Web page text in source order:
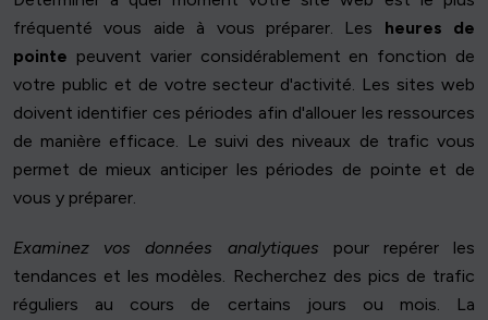
fréquenté vous aide à vous préparer. Les heures de
pointe peuvent varier considérablement en fonction de
votre public et de votre secteur d'activité. Les sites web
doivent identifier ces périodes afin d'allouer les ressources
de manière efficace. Le suivi des niveaux de trafic vous
permet de mieux anticiper les périodes de pointe et de
vous y préparer.
Examinez vos données analytiques pour repérer les
tendances et les modèles. Recherchez des pics de trafic
réguliers au cours de certains jours ou mois. La